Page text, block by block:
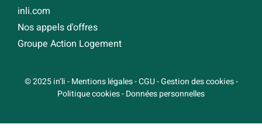
inli.com
Nos appels d'offres
Groupe Action Logement
© 2025 in’li-Mentions légales-CGU-Gestion des cookies-
Politique cookies-Données personnelles